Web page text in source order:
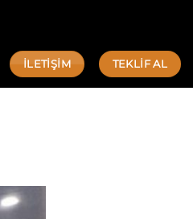
İLETİŞİM TEKLİF AL